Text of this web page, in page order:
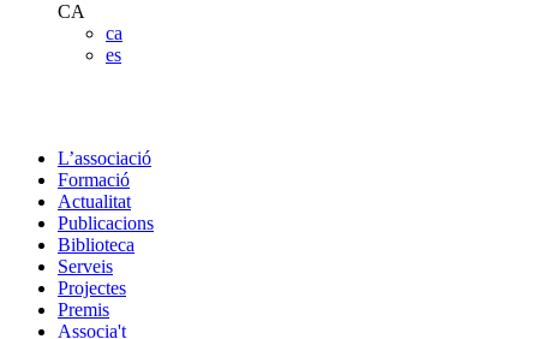
CA
ca
es
L’associació
Formació
Actualitat
Publicacions
Biblioteca
Serveis
Projectes
Premis
Associa't